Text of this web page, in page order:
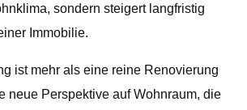
sondern steigert langfristig
Immobilie.
ist mehr als eine reine Renovierung
neue Perspektive auf Wohnraum, die